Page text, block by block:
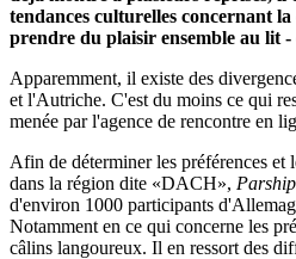
tendances culturelles concernant
prendre du plaisir ensemble au lit -
Apparemment, il existe des
et l'Autriche. C'est du moins ce qui
menée par l'agence de rencontre en
Afin de déterminer les préférences et
dans la région dite «DACH», Parship
d'environ 1000 participants
Notamment en ce qui concerne les
câlins langoureux. Il en ressort des